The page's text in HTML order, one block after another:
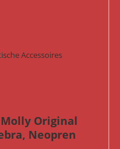
Accessoires
Original
Neopren